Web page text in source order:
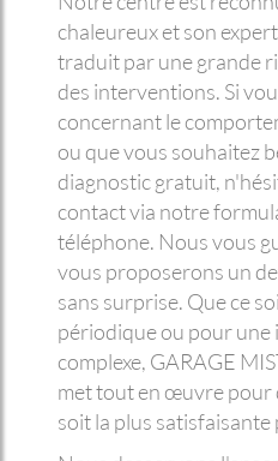
chaleureux et son
traduit par une grande
des interventions. Si
concernant le
ou que vous souhaitez
diagnostic gratuit,
contact via notre
téléphone. Nous vous
vous proposerons un
sans surprise. Que ce
périodique ou pour
complexe, GARAGE
met tout en œuvre pour
soit la plus satisfaisante